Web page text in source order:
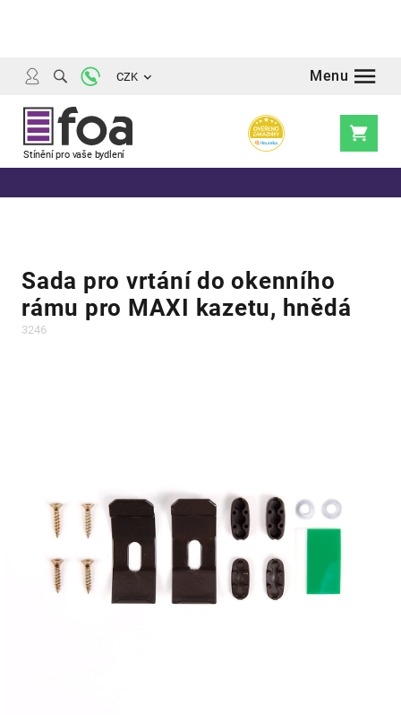
CZK
Nákupní
Sada pro vrtání do okenního
rámu pro MAXI kazetu, hnědá
3246